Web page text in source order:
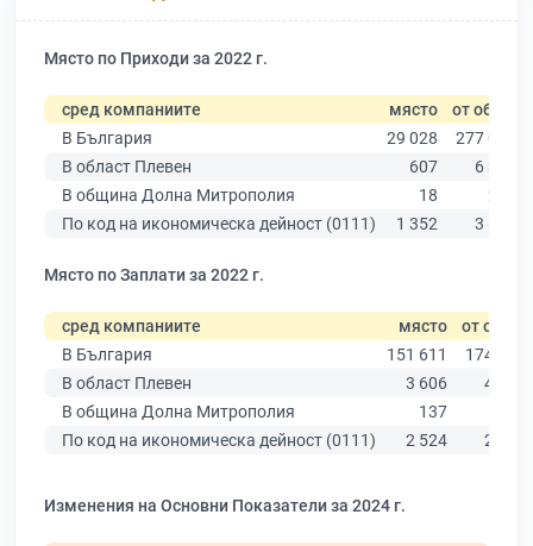
Място по Приходи за 2022 г.
сред компаниите място от общо
В България
29 028
277 019
В област Плевен
607
6 347
В община Долна Митрополия
18
245
По код на икономическа дейност (0111)
1 352 3 640
Място по Заплати за 2022 г.
сред компаниите място
от общо
В България
151 611
174 403
В област Плевен
3 606
4 191
В община Долна Митрополия
137
По код на икономическа дейност (0111)
2 524 2 706
Изменения на Основни Показатели за 2024 г.